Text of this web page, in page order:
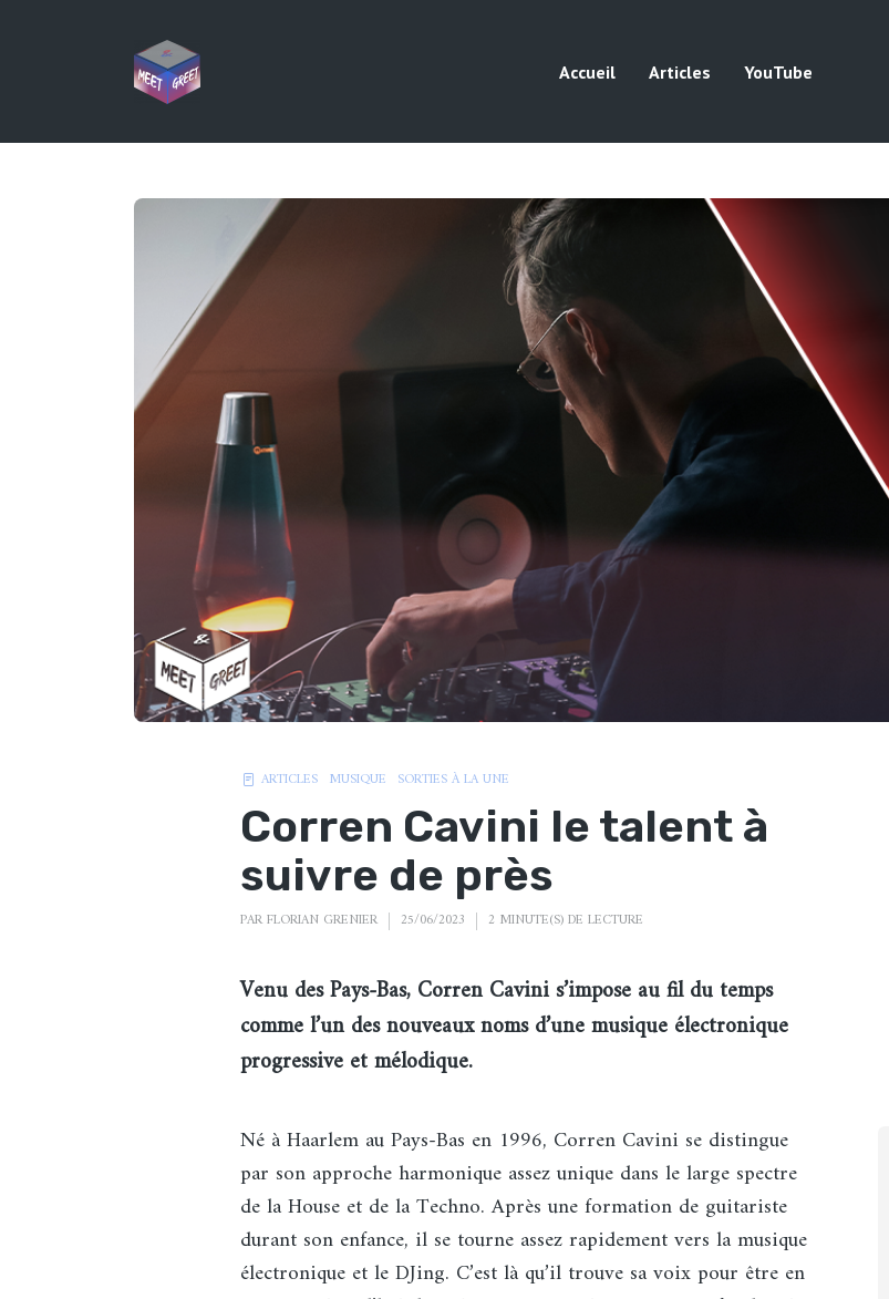
Accueil Articles YouTube
ARTICLES MUSIQUE SORTIES À LA UNE
Corren Cavini le talent à
suivre de près
PARFLORIAN GRENIER 25/06/2023 2 MINUTE(S) DE LECTURE
Venu des Pays-Bas, Corren Cavini s’impose au fil du temps
comme l’un des nouveaux noms d’une musique électronique
progressive et mélodique.
Né à Haarlem au Pays-Bas en 1996, Corren Cavini se distingue
par son approche harmonique assez unique dans le large spectre
de la House et de la Techno. Après une formation de guitariste
durant son enfance, il se tourne assez rapidement vers la musique
électronique et le DJing. C’est là qu’il trouve sa voix pour être en